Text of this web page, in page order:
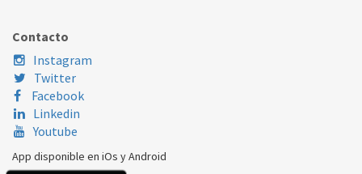
Contacto
Instagram
Twitter
Facebook
Linkedin
Youtube
App disponible en iOs y Android